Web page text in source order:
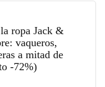
ropa Jack &
vaqueros,
a mitad de
-72%)